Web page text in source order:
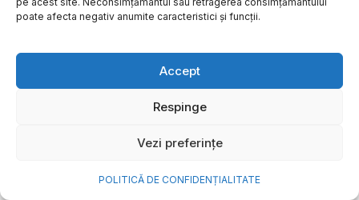
poate afecta negativ anumite caracteristici și funcții.
Accept
Respinge
Vezi preferințe
POLITICĂ DE CONFIDENȚIALITATE
frumoase amintiri ale verii într-
o bijuterie Pandora pe care o